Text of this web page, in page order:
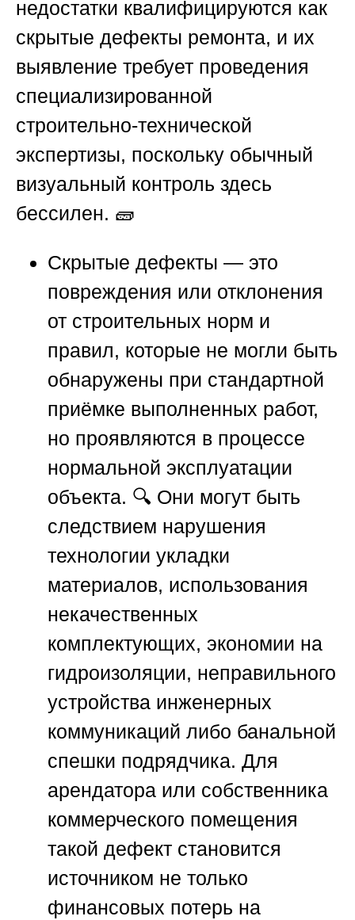
недостатки квалифицируются как
скрытые дефекты ремонта, и их
выявление требует проведения
специализированной
строительно-технической
экспертизы, поскольку обычный
визуальный контроль здесь
бессилен. 🧱
Скрытые дефекты — это
повреждения или отклонения
от строительных норм и
правил, которые не могли быть
обнаружены при стандартной
приёмке выполненных работ,
но проявляются в процессе
нормальной эксплуатации
объекта. 🔍 Они могут быть
следствием нарушения
технологии укладки
материалов, использования
некачественных
комплектующих, экономии на
гидроизоляции, неправильного
устройства инженерных
коммуникаций либо банальной
спешки подрядчика. Для
арендатора или собственника
коммерческого помещения
такой дефект становится
источником не только
финансовых потерь на